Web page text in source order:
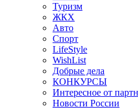
Туризм
ЖКХ
Авто
Спорт
LifeStyle
WishList
Добрые дела
КОНКУРСЫ
Интересное от
Новости России